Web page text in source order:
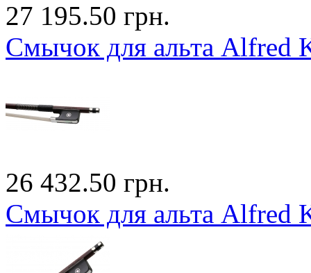
27 195.50 грн.
Смычок для альта Alfred
26 432.50 грн.
Смычок для альта Alfred